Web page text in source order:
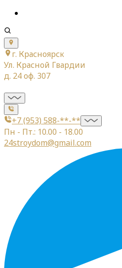
г. Красноярск
Ул. Красной Гвардии
д. 24 оф. 307
+7 (953) 588-**-**
Пн - Пт.: 10.00 - 18.00
24stroydom@gmail.com